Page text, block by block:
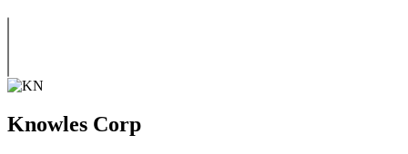
Knowles Corp